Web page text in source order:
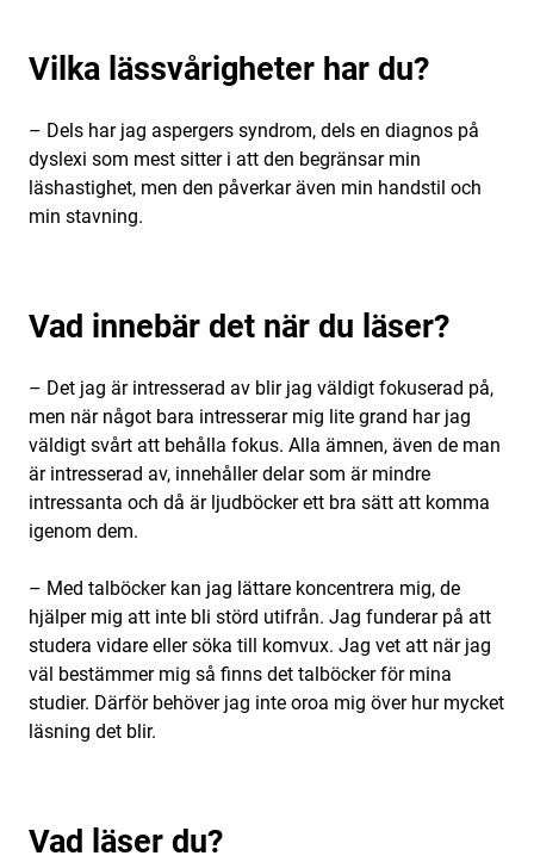
Vilka lässvårigheter har du?
– Dels har jag aspergers syndrom, dels en diagnos på
dyslexi som mest sitter i att den begränsar min
läshastighet, men den påverkar även min handstil och
min stavning.
Vad innebär det när du läser?
– Det jag är intresserad av blir jag väldigt fokuserad på,
men när något bara intresserar mig lite grand har jag
väldigt svårt att behålla fokus. Alla ämnen, även de man
är intresserad av, innehåller delar som är mindre
intressanta och då är ljudböcker ett bra sätt att komma
igenom dem.
– Med talböcker kan jag lättare koncentrera mig, de
hjälper mig att inte bli störd utifrån. Jag funderar på att
studera vidare eller söka till komvux. Jag vet att när jag
väl bestämmer mig så finns det talböcker för mina
studier. Därför behöver jag inte oroa mig över hur mycket
läsning det blir.
Vad läser du?